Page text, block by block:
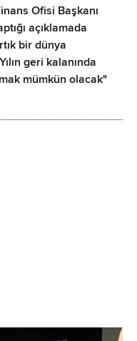
Ofisi Başkanı
açıklamada
bir dünya
geri kalanında
mümkün olacak"